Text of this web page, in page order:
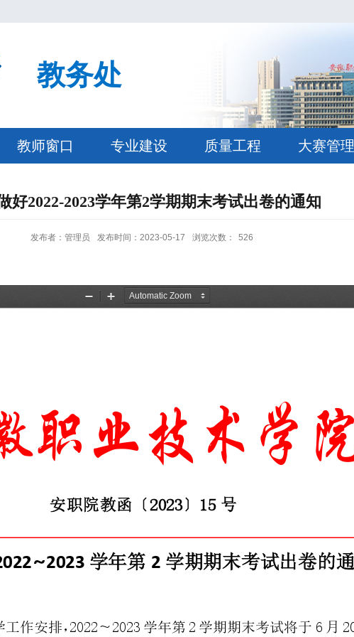
教务处
教师窗口 专业建设 质量工程 大赛管理
好2022-2023学年第2学期期末考试出卷的通知
发布者：管理员 发布时间：2023-05-17 浏览次数： 526